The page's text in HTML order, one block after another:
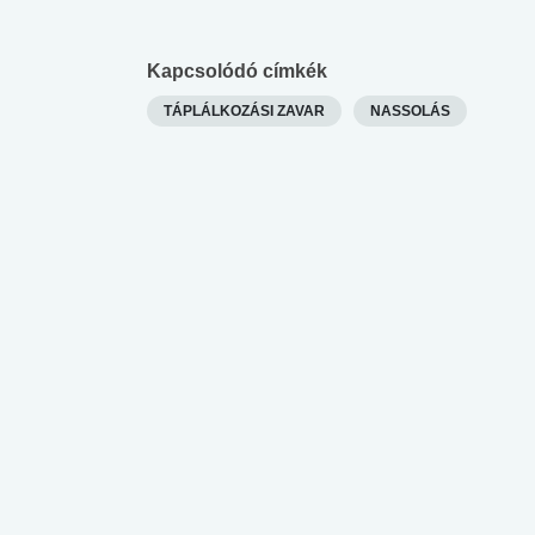
Kapcsolódó címkék
TÁPLÁLKOZÁSI ZAVAR NASSOLÁS